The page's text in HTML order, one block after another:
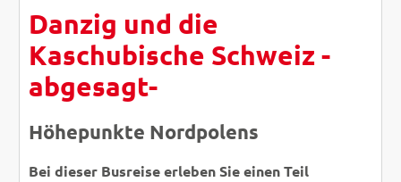
Danzig und die
Kaschubische Schweiz -
abgesagt-
Höhepunkte Nordpolens
Bei dieser Busreise erleben Sie einen Teil